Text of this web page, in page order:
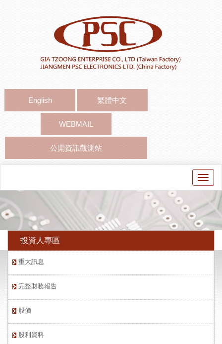
English 繁體中文
WEBMAIL
公開資訊觀測站
投資人專區
重大訊息
完整財務報告
股價
股利資料